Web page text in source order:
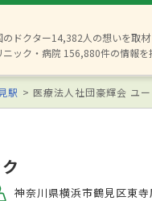
のドクター14,382人の想いを取材
ニック・病院 156,880件の情報を
駅 医療法人社団豪輝会 ユ
神奈川県横浜市鶴見区東